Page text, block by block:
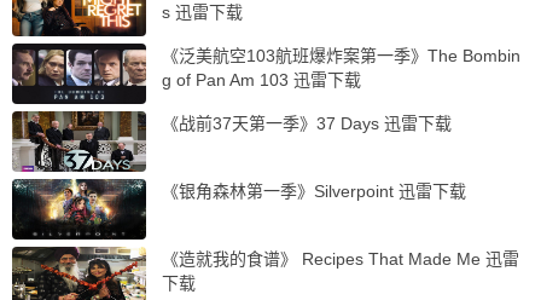
s 迅雷下载
《泛美航空103航班爆炸案第一季》The Bombin
g of Pan Am 103 迅雷下载
《战前37天第一季》37 Days 迅雷下载
《银角森林第一季》Silverpoint 迅雷下载
《造就我的食谱》 Recipes That Made Me 迅雷
下载